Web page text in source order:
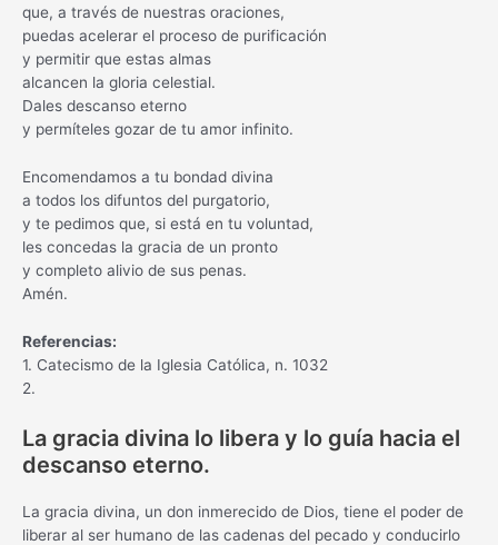
que, a través de nuestras oraciones,
puedas acelerar el proceso de purificación
y permitir que estas almas
alcancen la gloria celestial.
Dales descanso eterno
y permíteles gozar de tu amor infinito.
Encomendamos a tu bondad divina
a todos los difuntos del purgatorio,
y te pedimos que, si está en tu voluntad,
les concedas la gracia de un pronto
y completo alivio de sus penas.
Amén.
Referencias:
1. Catecismo de la Iglesia Católica, n. 1032
2.
La gracia divina lo libera y lo guía hacia el
descanso eterno.
La gracia divina, un don inmerecido de Dios, tiene el poder de
liberar al ser humano de las cadenas del pecado y conducirlo